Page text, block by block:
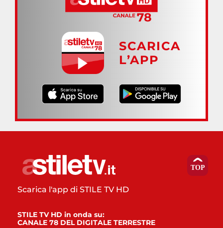
SCARICA
L’APP
Scarica l'app di STILE TV HD
STILE TV HD in onda su:
CANALE 78 DEL DIGITALE TERRESTRE